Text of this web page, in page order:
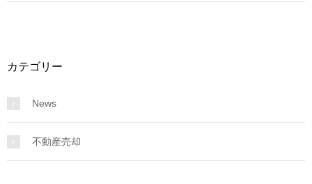
カテゴリー
News
不動産売却